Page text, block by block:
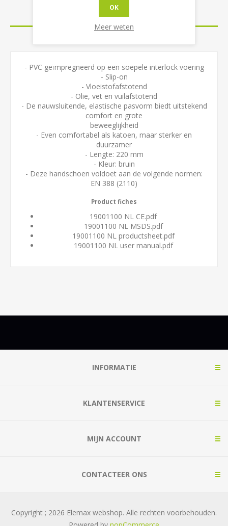
- PVC geïmpregneerd op een soepele interlock voering
- Slip-on
- Vloeistofafstotend
- Olie, vet en vuilafstotend
- De nauwsluitende, elastische pasvorm biedt uitstekend
comfort en grote
beweeglijkheid
- Even comfortabel als katoen, maar sterker en
duurzamer
- Lengte: 220 mm
- Kleur: bruin
- Deze handschoen voldoet aan de volgende normen:
EN 388 (2110)
Product fiches
19001100 NL CE.pdf
19001100 NL MSDS.pdf
19001100 NL productsheet.pdf
19001100 NL user manual.pdf
INFORMATIE
KLANTENSERVICE
MIJN ACCOUNT
CONTACTEER ONS
Copyright ; 2026 Elemax webshop. Alle rechten voorbehouden.
OK
Meer weten